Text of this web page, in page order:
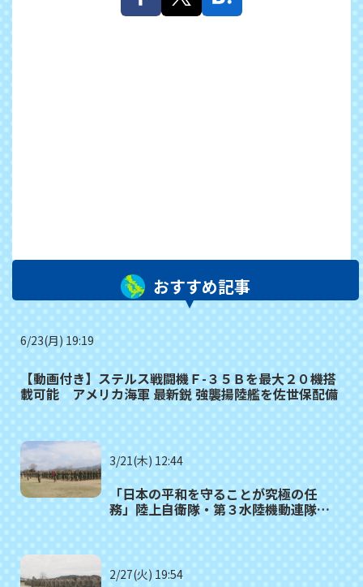
おすすめ記事
6/23(月) 19:19
【動画付き】ステルス戦闘機Ｆ-３５Ｂを最大２０機搭
載可能 アメリカ海軍 最新鋭 強襲揚陸艦を佐世保配備
3/21(木) 12:44
「日本の平和を守ることが究極の任
務」陸上自衛隊・第３水陸機動連隊が
2/27(火) 19:54